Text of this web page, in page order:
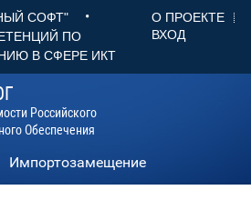
СОФТ" •
ПО
В СФЕРЕ ИКТ
О ПРОЕКТЕ
ВХОД
Российского
Обеспечения
Импортозамещение